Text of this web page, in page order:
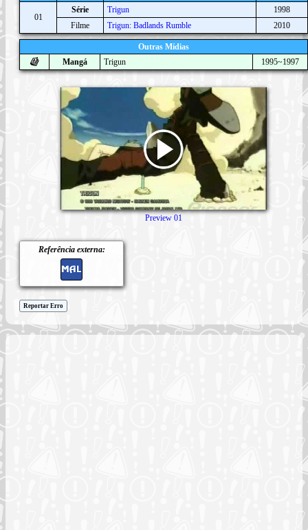
01
Série Trigun
1998
Filme
Trigun: Badlands Rumble 2010
Outras Mídias
Mangá
Trigun 1995~1997
Referência externa:
Preview 01
Reportar Erro